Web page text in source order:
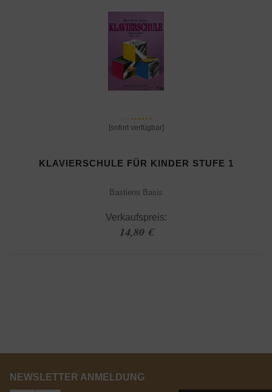
[sofort verfügbar]
KLAVIERSCHULE FÜR KINDER STUFE 1
Bastiens Basis
Verkaufspreis:
14,80 €
NEWSLETTER ANMELDUNG